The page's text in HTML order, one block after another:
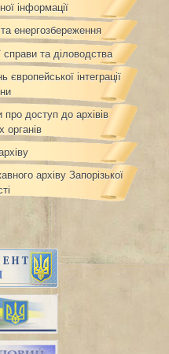
інформації
енергозбереження
справи та діловодства
європейської інтеграції
про доступ до архівів
органів
архіву Запорізької